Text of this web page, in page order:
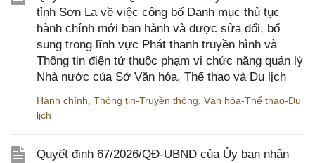
tỉnh Sơn La về việc công bố Danh mục thủ tục
hành chính mới ban hành và được sửa đổi, bổ
sung trong lĩnh vực Phát thanh truyền hình và
Thông tin điện tử thuộc phạm vi chức năng quản lý
Nhà nước của Sở Văn hóa, Thể thao và Du lịch
Hành chính Thông tin-Truyền thông Văn hóa-Thể thao-Du
lịch
Quyết định 67/2026/QĐ-UBND của Ủy ban nhân